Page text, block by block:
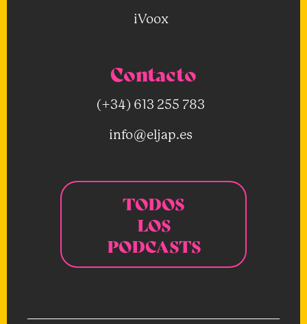
iVoox
Contacto
(+34) 613 255 783
info@eljap.es
TODOS
LOS
PODCASTS